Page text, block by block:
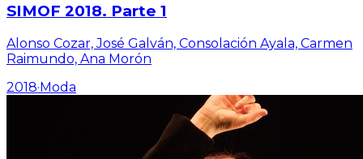
SIMOF 2018. Parte 1
Alonso Cozar, José Galván, Consolación Ayala, Carmen
Raimundo, Ana Morón
2018·Moda